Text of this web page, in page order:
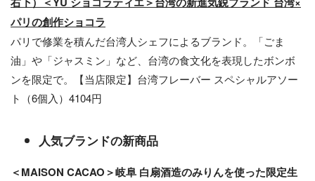
パリの創作ショコラ
パリで修業を積んだ台湾人シェフによるブランド。「ごま
油」や「ジャスミン」など、台湾の食文化を表現したボンボ
ンを限定で。【当店限定】台湾フレーバー スペシャルアソー
ト（6個入）4104円
人気ブランドの新商品
＜MAISON CACAO＞岐阜 白扇酒造のみりんを使った限定生